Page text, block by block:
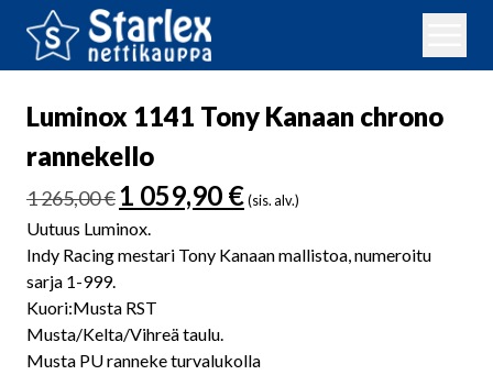
Luminox 1141 Tony Kanaan chrono
rannekello
1 265,00€ Alkuperäinen
hinta
oli:
1
1 059,90 €Nykyinen
hinta
1
(sis. alv.)
Uutuus Luminox.
Indy Racing mestari Tony Kanaan mallistoa, numeroitu
sarja 1-999.
Kuori:Musta RST
Musta/Kelta/Vihreä taulu.
Musta PU ranneke turvalukolla